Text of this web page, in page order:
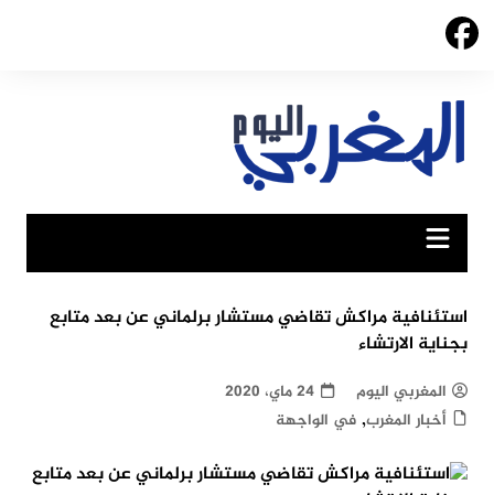
Skip
استئنافية مراكش تقاضي مستشار برلماني عن بعد متابع
بجناية الارتشاء
المغربي اليوم
24 ماي، 2020
أخبار المغرب, في الواجهة